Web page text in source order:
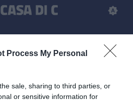
Process My Personal
sale, sharing to third parties, or
or sensitive information for
chiusura l'arrivo